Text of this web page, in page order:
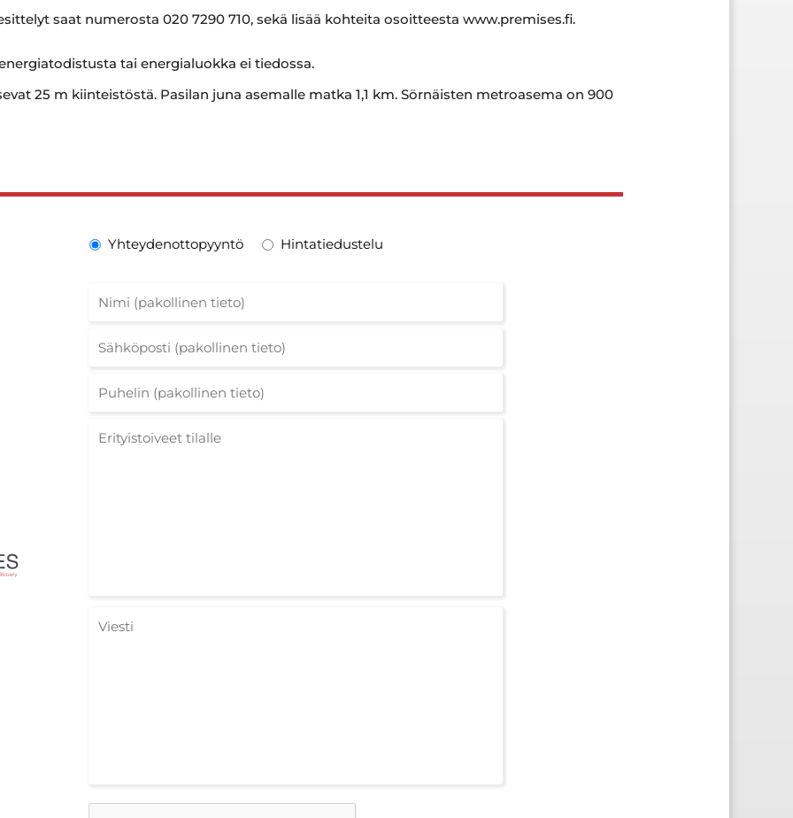
saat numerosta 020 7290 710, sekä lisää kohteita osoitteesta www.premises.fi.
tai energialuokka ei tiedossa.
25 m kiinteistöstä. Pasilan juna asemalle matka 1,1 km. Sörnäisten metroasema on 900
Yhteydenottopyyntö Hintatiedustelu